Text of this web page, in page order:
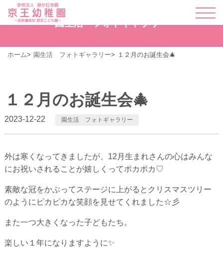
園生活 フォトギャラリー
ホーム 園生活 フォトギャラリー １２月のお誕生会🎄
１２月のお誕生会🎄
2023-12-22 園生活 フォトギャラリー
外は寒くなってきましたが、12月生まれさんの心はみんな
にお祝いされることが嬉しくってポカポカ♡
素敵な冠をかぶってステージに上がるとクリスマスツリー
のようにピカピカな笑顔を見せてくれました☆彡
また一つ大きくなった子どもたち。
楽しい１年になりますように✨